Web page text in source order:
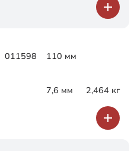
011598 110 мм
7,6 мм 2,464 кг